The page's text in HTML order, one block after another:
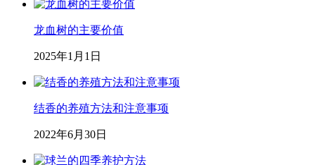
龙血树的主要价值
2025年1月1日
结香的养殖方法和注意事项
2022年6月30日